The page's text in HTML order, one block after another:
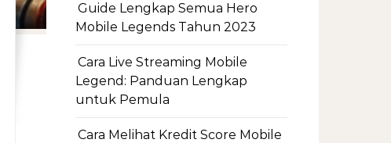
Guide Lengkap Semua Hero
Mobile Legends Tahun 2023
Cara Live Streaming Mobile
Legend: Panduan Lengkap
untuk Pemula
Cara Melihat Kredit Score Mobile